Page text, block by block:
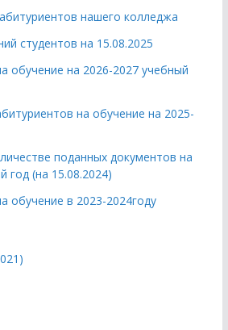
нашего колледжа
студентов на 15.08.2025
обучение на 2026-2027 учебный
на обучение на 2025-
поданных документов на
год (на 15.08.2024)
обучение в 2023-2024году